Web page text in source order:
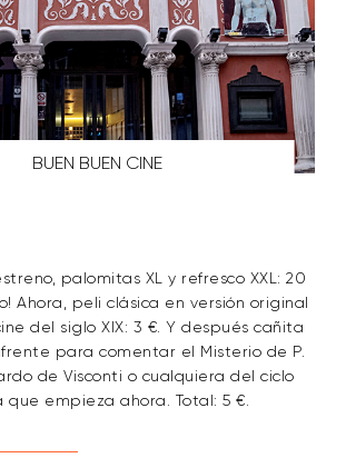
BUEN BUEN CINE
palomitas XL y refresco XXL: 20
Ahora, peli clásica en versión original
del siglo XIX: 3 €. Y después cañita
para comentar el Misterio de P.
de Visconti o cualquiera del ciclo
que empieza ahora. Total: 5 €.